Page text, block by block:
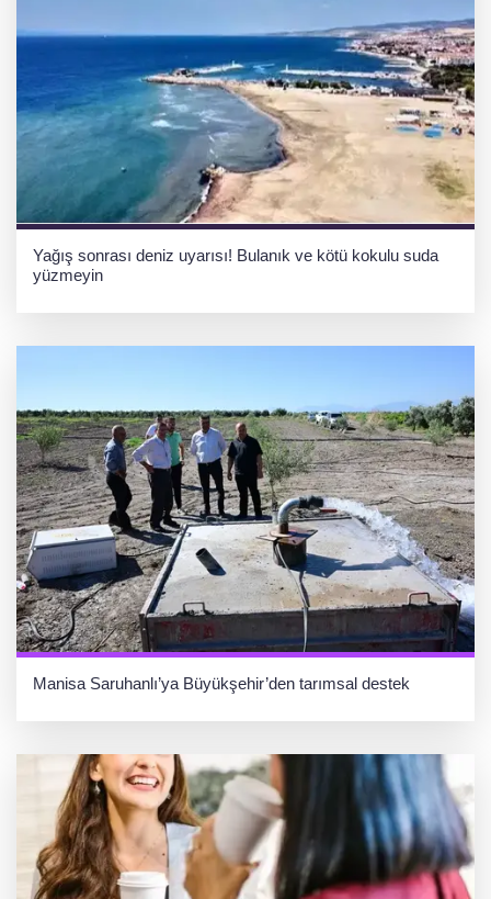
Yağış sonrası deniz uyarısı! Bulanık ve kötü kokulu suda
yüzmeyin
Manisa Saruhanlı’ya Büyükşehir’den tarımsal destek